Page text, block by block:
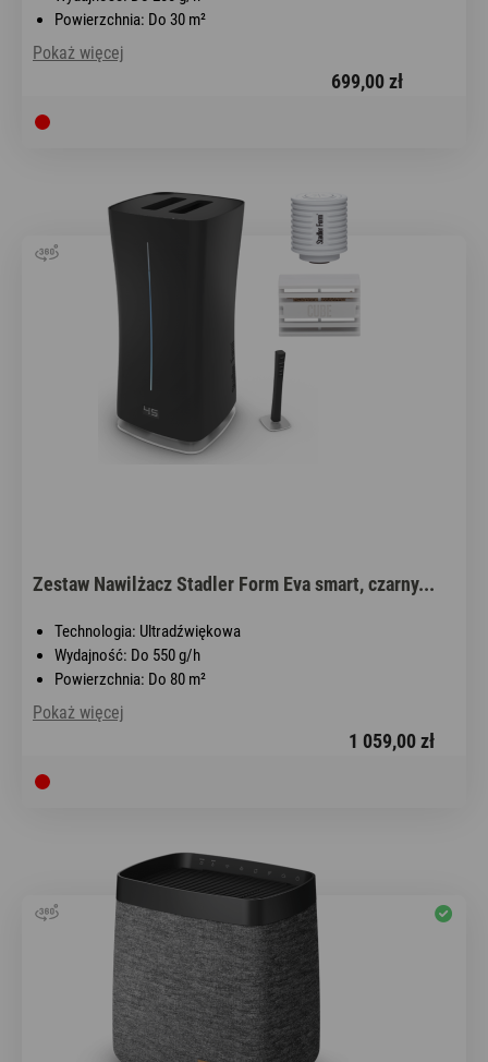
Powierzchnia: Do 30 m²
Pokaż więcej
699,00 zł
Zestaw Nawilżacz Stadler Form Eva smart, czarny...
Technologia: Ultradźwiękowa
Wydajność: Do 550 g/h
Powierzchnia: Do 80 m²
Pokaż więcej
1 059,00 zł